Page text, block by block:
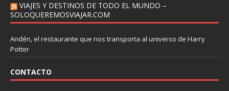
VIAJES Y DESTINOS DE TODO EL MUNDO –
SOLOQUEREMOSVIAJAR.COM
Andén, el restaurante que nos transporta al universo de Harry
Potter
CONTACTO